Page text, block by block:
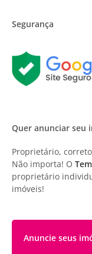
Segurança
Quer anunciar seu
Proprietário,
Não importa! O
proprietário
imóveis!
Anuncie seus